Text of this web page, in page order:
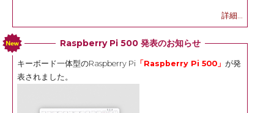
詳細...
Raspberry Pi 500 発表のお知らせ
キーボード一体型のRaspberry Pi 「Raspberry Pi 500」 が発
表されました。